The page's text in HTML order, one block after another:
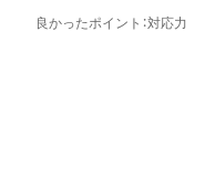
き、ご丁寧な説明を受